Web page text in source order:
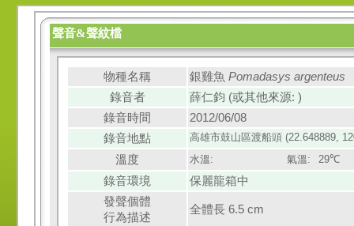
聲音&聲紋檔
物種名稱 銀雞魚 Pomadasys argenteus
錄音者
薛仁鈞 (或其他來源: )
錄音時間
2012/06/08
錄音地點
高雄市鼓山區渡船頭 (22.648889,
溫度 水溫: 氣溫: 29℃
錄音環境
保麗龍箱中
發聲個體
行為描述
全體長 6.5 cm